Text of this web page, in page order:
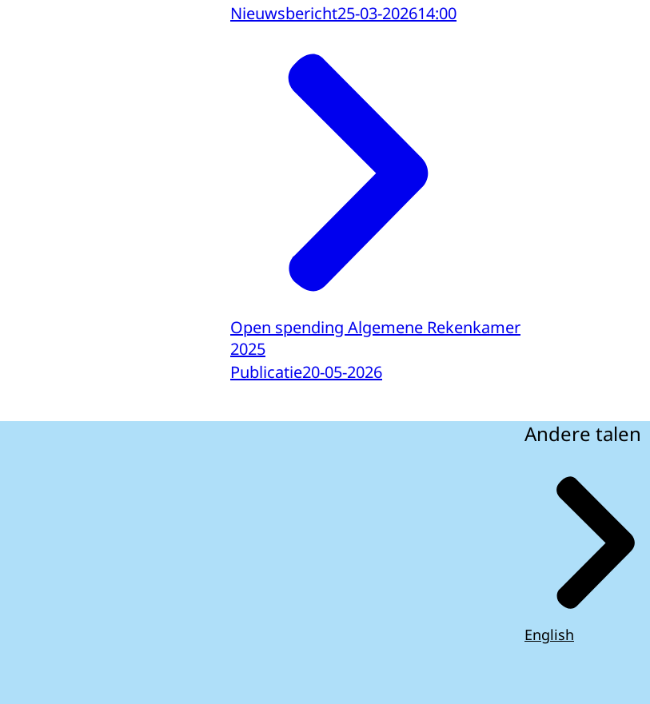
Nieuwsbericht25-03-202614:00
Open spending Algemene Rekenkamer
2025
Publicatie20-05-2026
Andere talen
English